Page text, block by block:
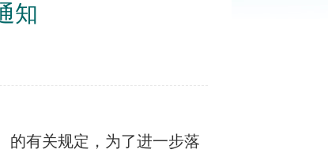
知
的有关规定，为了进一步落